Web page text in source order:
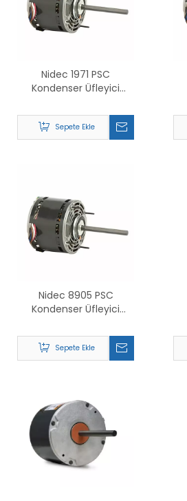
Nidec 1971 PSC
Kondenser Üfleyici
Sepete Ekle
Nidec 8905 PSC
Kondenser Üfleyici
Sepete Ekle